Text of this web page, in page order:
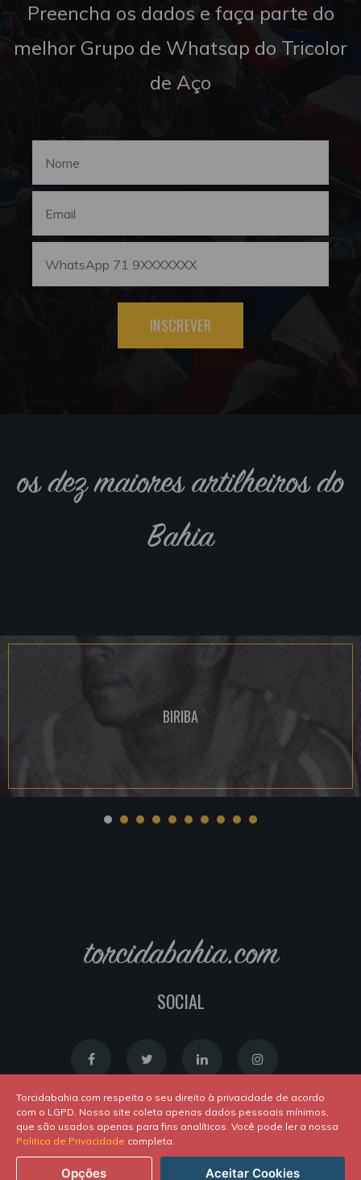
Preencha os dados e faça parte do
melhor Grupo de Whatsap do Tricolor
de Aço
INSCREVER
os dez maiores artilheiros do
Bahia
BIRIBA
torcidabahia.com
SOCIAL
Política de Cookies|Política de Privacidade
Powered byNewton Duarte. ALl rights reserved © 2020
Torcidabahia.com respeita o seu direito à privacidade de acordo
com o LGPD. Nosso site coleta apenas dados pessoais mínimos,
que são usados apenas para fins analíticos. Você pode ler a nossa
Politica de Privacidade completa.
Opções Aceitar Cookies